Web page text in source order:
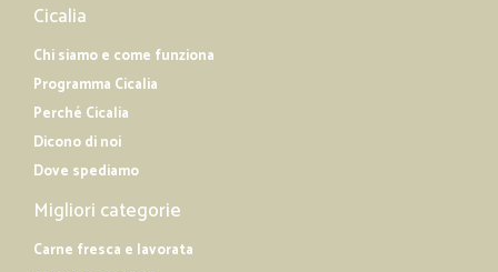
Cicalia
Chi siamo e come funziona
Programma Cicalia
Perché Cicalia
Dicono di noi
Dove spediamo
Migliori categorie
Carne fresca e lavorata